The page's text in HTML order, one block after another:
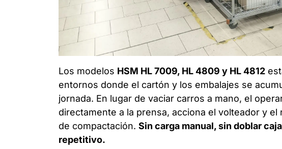
Los modelos HSM HL 7009, HL 4809 y HL 4812
entornos donde el cartón y los embalajes se
jornada. En lugar de vaciar carros a mano, el
directamente a la prensa, acciona el volteador y el
de compactación. Sin carga manual, sin doblar
repetitivo.